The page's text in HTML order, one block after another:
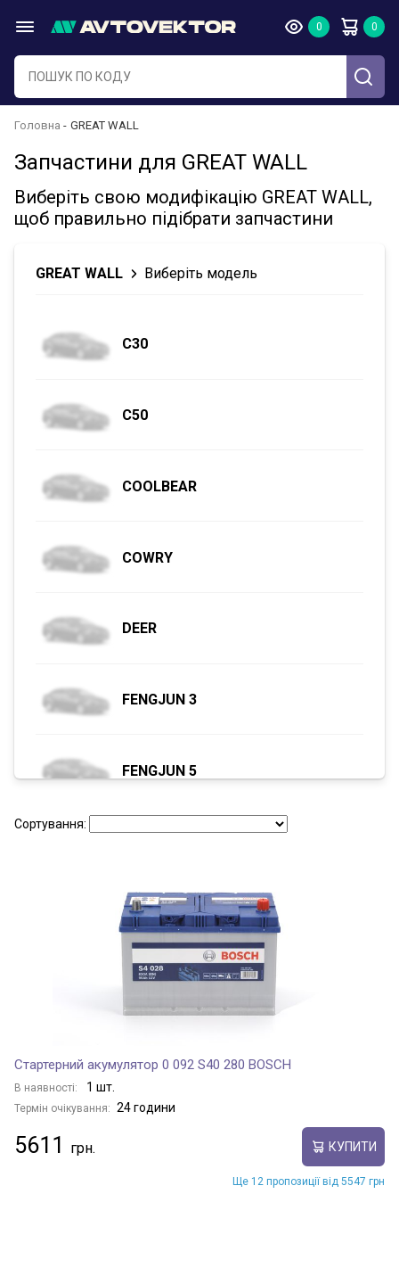
Головна GREAT WALL
Запчастини для GREAT WALL
Виберіть свою модифікацію GREAT WALL,
щоб правильно підібрати запчастини
GREAT WALL Виберіть модель
C30
C50
COOLBEAR
COWRY
DEER
FENGJUN 3
FENGJUN 5
FLORID
FLORID CROSS
HOVER H3
Сортування:
Стартерний акумулятор 0 092 S40 280 BOSCH
В наявності: 1 шт.
Термін очікування: 24 години
5611 КУПИТИ
Ще 12 пропозиції від 5547 грн